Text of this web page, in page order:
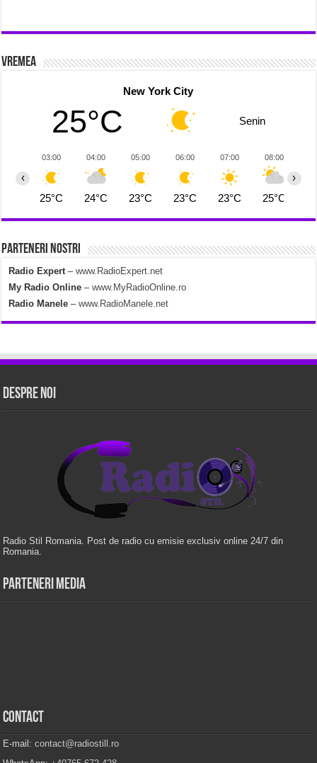
Vremea
New York City
25°C Senin
03:00
25°C
04:00
24°C
05:00
23°C
06:00
23°C
07:00
23°C
08:00
25°C
‹ ›
Parteneri Nostri
Radio Expert –www.RadioExpert.net
My Radio Online –www.MyRadioOnline.ro
Radio Manele–www.RadioManele.net
Despre Noi
Radio Stil Romania. Post de radio cu emisie exclusiv online 24/7 din
Romania.
Parteneri Media
Contact
E-mail:contact@radiostill.ro